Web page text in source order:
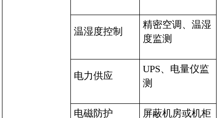
温湿度控制
精密空调、温湿
度监测
电力供应
UPS、电量仪监
测
电磁防护 屏蔽机房或机柜